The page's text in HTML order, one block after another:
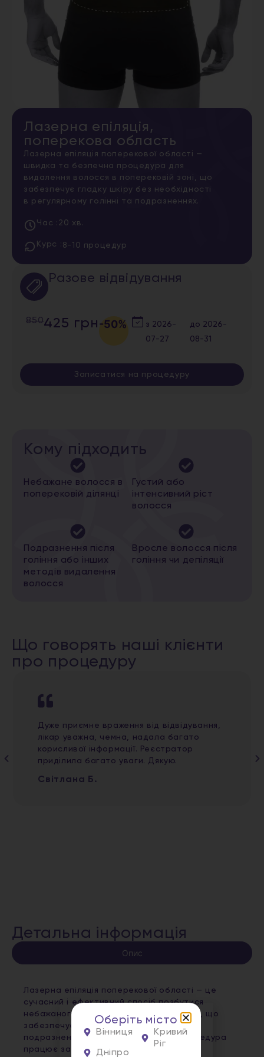
Лазерна епіляція,
поперекова область
Лазерна епіляція поперекової області —
швидка та безпечна процедура для
видалення волосся в поперековій зоні, що
забезпечує гладку шкіру без необхідності
в регулярному голінні та подразненнях.
Час : 20 хв.
Курс : 8-10 процедур
Разове відвідування
850425 грн-50% з 2026-
07-27
до 2026-
08-31
Записатися на процедуру
Кому підходить
Небажане волосся в
поперековій ділянці
Густий або
інтенсивний ріст
волосся
Подразнення після
гоління або інших
методів видалення
волосся
Вросле волосся після
гоління чи депіляції
Що говорять наші клієнти
про процедуру
Дуже приємне враження від відвідування,
лікар уважна, чемна, надала багато
корисливої інформації. Реєстратор
приділила багато уваги. Дякую.
Світлана Б.
Детальна інформація
Опис
Лазерна епіляція поперекової області — це
сучасний і ефективний спосіб позбутися
небажаного волосся в поперековій зоні, що
забезпечує тривалий результат без
подразнень чи врослого волосся. Процедура
працює за принципом точного впливу
Оберіть місто
Вінниця
Дніпро
Кривий
Ріг